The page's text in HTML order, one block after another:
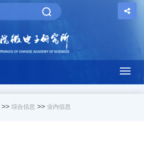
>> 综合信息 >> 业内信息